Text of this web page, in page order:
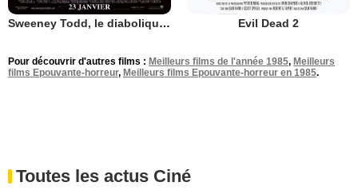
Sweeney Todd, le diabolique barbier de Fleet Street Evil Dead 2
Pour découvrir d'autres films : Meilleurs films de l'année 1985, Meilleurs
films Epouvante-horreur, Meilleurs films Epouvante-horreur en 1985.
Toutes les actus Ciné